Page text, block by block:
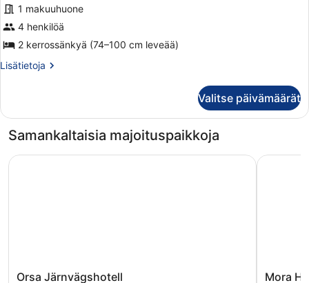
arvostelua)
1 makuuhuone
4 henkilöä
2 kerrossänkyä (74–100 cm leveää)
Lisätietoja
Lisätietoja
standard-
(Shared
Valitse päivämäärät
Samankaltaisia majoituspaikkoja
Orsa
Orsa Järnvägshotell
Orsa Järnvägshotell
Mora
Mora
Mora